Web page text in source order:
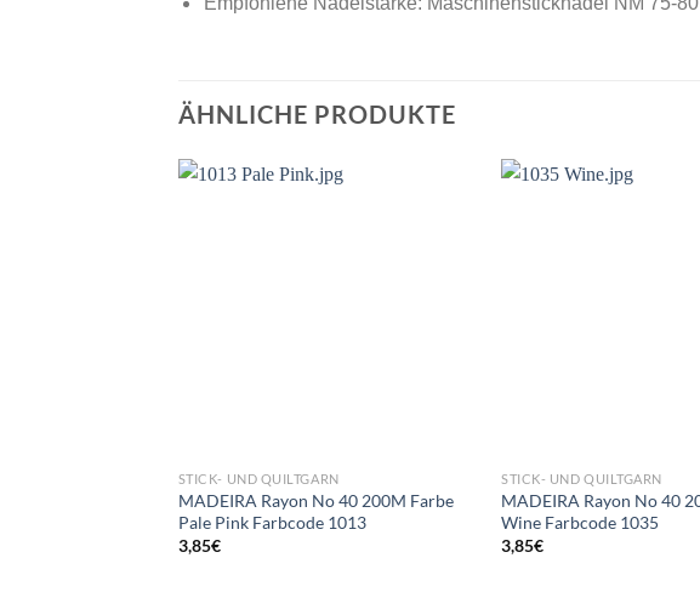
ÄHNLICHE PRODUKTE
STICK- UND QUILTGARN
MADEIRA Rayon No 40 200M Farbe
Pale Pink Farbcode 1013
3,85€
STICK- UND QUILTGARN
MADEIRA Rayon No 40
Wine Farbcode 1035
3,85€